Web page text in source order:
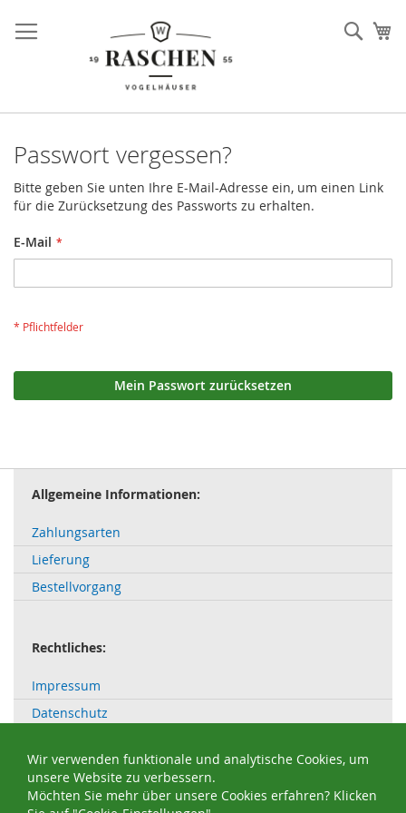
zum
Inhalt
Passwort vergessen?
Bitte geben Sie unten Ihre E-Mail-Adresse ein, um einen Link
für die Zurücksetzung des Passworts zu erhalten.
E-Mail
Mein Passwort zurücksetzen
Allgemeine Informationen:
Zahlungsarten
Lieferung
Bestellvorgang
Rechtliches:
Impressum
Datenschutz
Widerrufsbelehrung
Bestellung widerrufen / Widerruf erklären
Wir verwenden funktionale und analytische Cookies, um
unsere Website zu verbessern.
Möchten Sie mehr über unsere Cookies erfahren? Klicken